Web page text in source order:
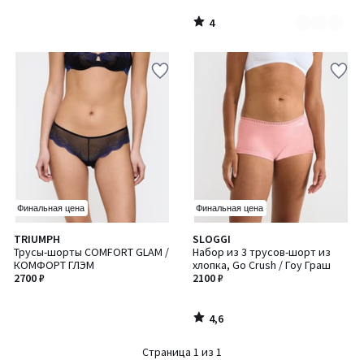
4
/
Финальная цена
TRIUMPH
Трусы-шорты COMFORT GLAM /
КОМФОРТ ГЛЭМ
2700 ₽
Финальная цена
SLOGGI
Набор из 3 трусов-шорт из
хлопка, Go Crush / Гоу Граш
2100 ₽
4,6
/ 5
4,6
/
Страница 1 из 1